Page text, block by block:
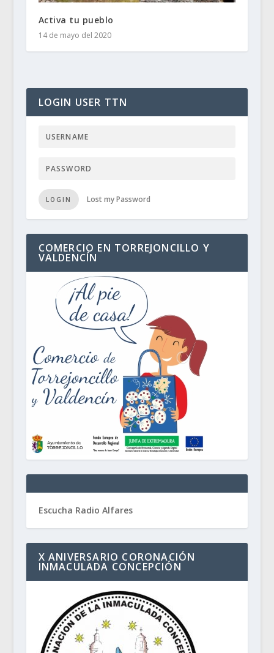
Activa tu pueblo
14 de mayo del 2020
LOGIN USER TTN
LOGIN Lost my Password
COMERCIO EN TORREJONCILLO Y
VALDENCÍN
Escucha Radio Alfares
X ANIVERSARIO CORONACIÓN
INMACULADA CONCEPCIÓN